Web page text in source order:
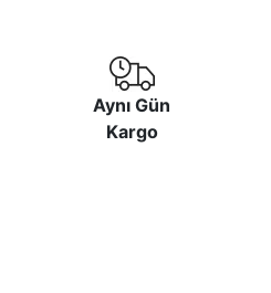
Aynı Gün
Kargo